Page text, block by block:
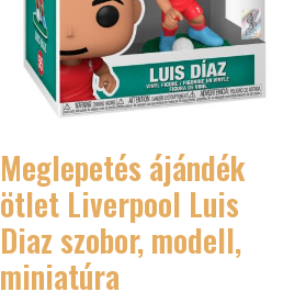
Meglepetés ájándék
ötlet Liverpool Luis
Diaz szobor, modell,
miniatúra